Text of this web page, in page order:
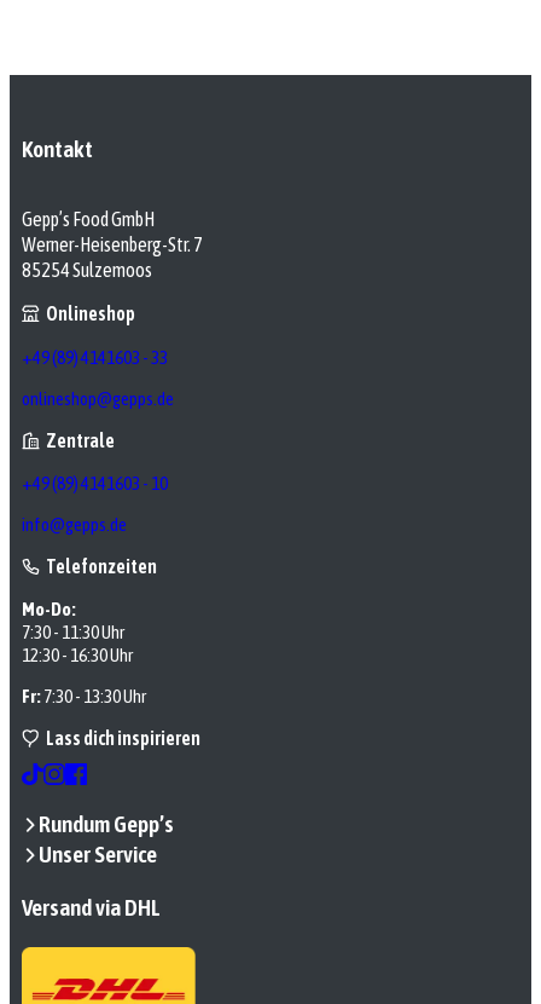
Kontakt
Gepp’s Food GmbH
Werner-Heisenberg-Str. 7
85254 Sulzemoos
Onlineshop
+49 (89) 4141603 - 33
onlineshop@gepps.de
Zentrale
+49 (89) 4141603 - 10
info@gepps.de
Telefonzeiten
Mo-Do:
7:30 - 11:30 Uhr
12:30 - 16:30 Uhr
Fr:7:30 - 13:30 Uhr
Lass dich inspirieren
Rundum Gepp’s
Unser Service
Versand via DHL